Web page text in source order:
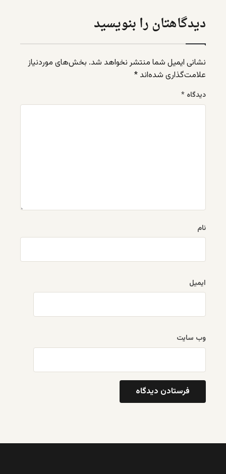
دیدگاهتان را بنویسید
نشانی ایمیل شما منتشر نخواهد شد. بخش‌های موردنیاز
علامت‌گذاری شده‌اند *
دیدگاه *
نام
ایمیل
وب‌ سایت